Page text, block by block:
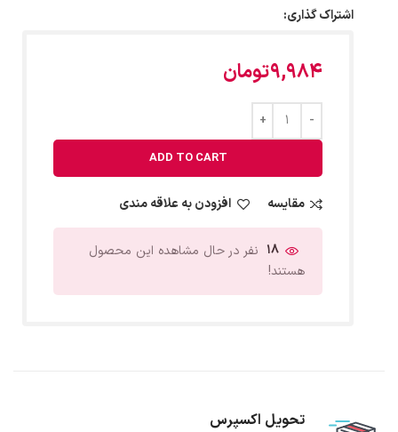
اشتراک گذاری:
9,984تومان
ADD TO CART
مقایسه افزودن به علاقه مندی
18 نفر در حال مشاهده این محصول
هستند!
تحویل اکسپرس